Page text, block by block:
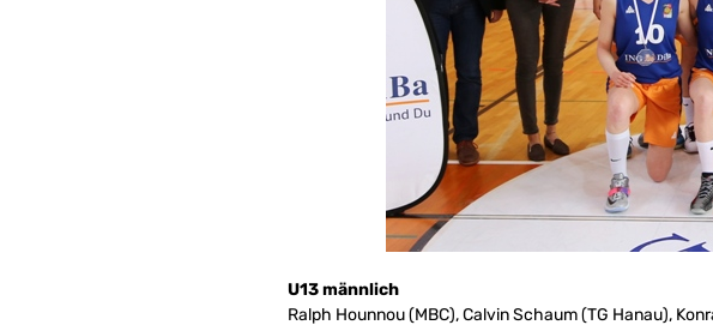
U13 männlich
Ralph Hounnou (MBC), Calvin Schaum (TG Hanau),